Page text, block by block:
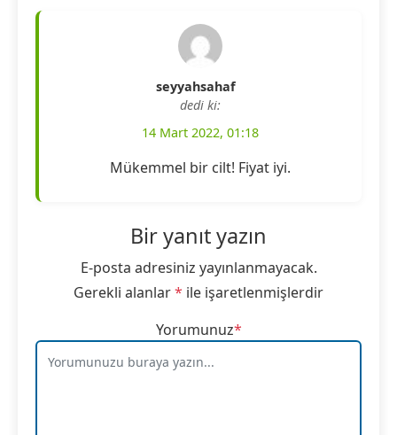
seyyahsahaf
dedi ki:
14 Mart 2022, 01:18
Mükemmel bir cilt! Fiyat iyi.
Bir yanıt yazın
E-posta adresiniz yayınlanmayacak.
Gerekli alanlar* ile işaretlenmişlerdir
Yorumunuz*